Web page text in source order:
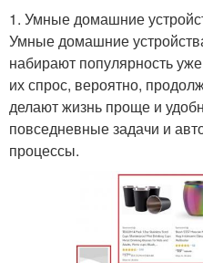
1. Умные домашние
Умные домашние
набирают популярность
их спрос, вероятно,
делают жизнь проще и
повседневные задачи и
процессы.